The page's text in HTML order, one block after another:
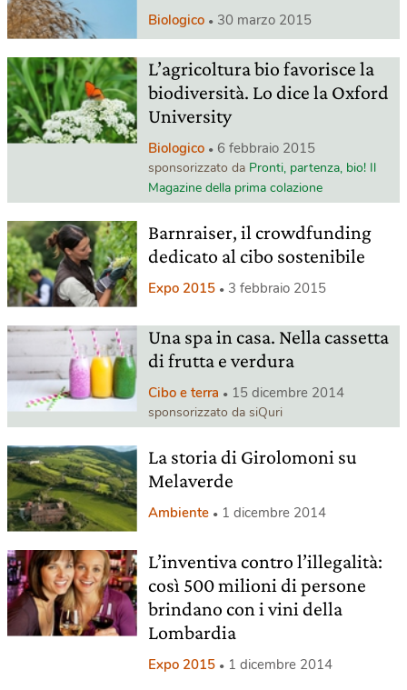
Biologico 30 marzo 2015
L’agricoltura bio favorisce la
biodiversità. Lo dice la Oxford
University
Biologico 6 febbraio 2015
sponsorizzato da Pronti, partenza, bio! Il
Magazine della prima colazione
Barnraiser, il crowdfunding
dedicato al cibo sostenibile
Expo 2015 3 febbraio 2015
Una spa in casa. Nella cassetta
di frutta e verdura
Cibo e terra 15 dicembre 2014
sponsorizzato da siQuri
La storia di Girolomoni su
Melaverde
Ambiente 1 dicembre 2014
L’inventiva contro l’illegalità:
così 500 milioni di persone
brindano con i vini della
Lombardia
Expo 2015 1 dicembre 2014